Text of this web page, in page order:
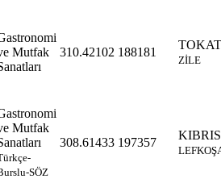
Mutfak
310.42102 188181
TOKAT
ZİLE
Mutfak
SÖZ
308.61433 197357
KIBRIS